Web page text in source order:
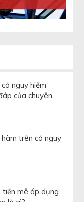
nguy hiểm
của chuyên
trên có nguy
tiền mê áp dụng